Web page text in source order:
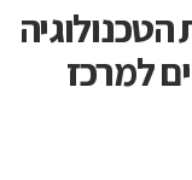
הטכנולוגיה
למרכז